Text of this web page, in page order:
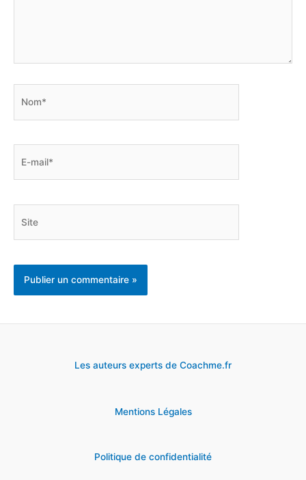
Les auteurs experts de Coachme.fr
Mentions Légales
Politique de confidentialité